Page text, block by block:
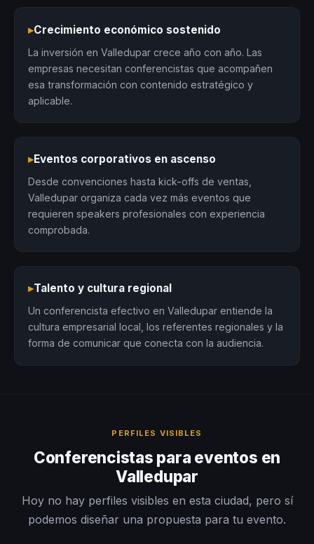
▸Crecimiento económico sostenido
La inversión en Valledupar crece año con año. Las
empresas necesitan conferencistas que acompañen
esa transformación con contenido estratégico y
aplicable.
▸Eventos corporativos en ascenso
Desde convenciones hasta kick-offs de ventas,
Valledupar organiza cada vez más eventos que
requieren speakers profesionales con experiencia
comprobada.
▸Talento y cultura regional
Un conferencista efectivo en Valledupar entiende la
cultura empresarial local, los referentes regionales y la
forma de comunicar que conecta con la audiencia.
PERFILES VISIBLES
Conferencistas para eventos en
Valledupar
Hoy no hay perfiles visibles en esta ciudad, pero sí
podemos diseñar una propuesta para tu evento.